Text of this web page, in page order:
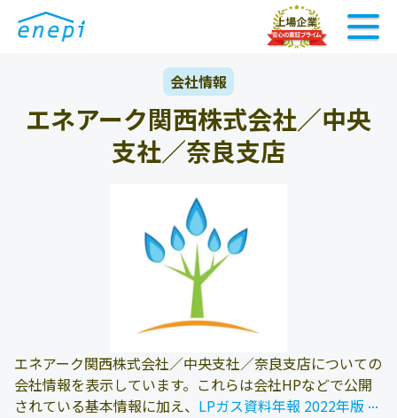
会社情報
エネアーク関西株式会社／中央
支社／奈良支店
エネアーク関西株式会社／中央支社／奈良支店についての
会社情報を表示しています。これらは会社HPなどで公開
されている基本情報に加え、 LPガス資料年報 2022年版 に
...
...